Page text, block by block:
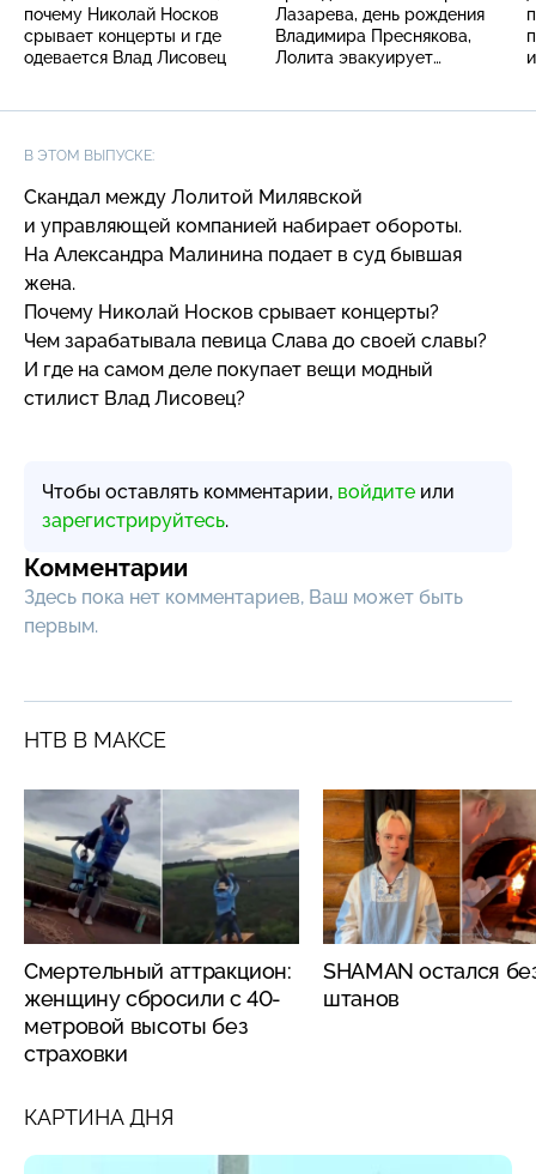
почему Николай Носков
срывает концерты и где
одевается Влад Лисовец
Лазарева, день рождения
Владимира Преснякова,
Лолита эвакуирует
В ЭТОМ ВЫПУСКЕ:
Скандал между Лолитой Милявской
и управляющей компанией набирает обороты.
На Александра Малинина подает в суд бывшая
жена.
Почему Николай Носков срывает концерты?
Чем зарабатывала певица Слава до своей славы?
И где на самом деле покупает вещи модный
стилист Влад Лисовец?
Чтобы оставлять комментарии, войдите или
зарегистрируйтесь.
Комментарии
Здесь пока нет комментариев, Ваш может быть
первым.
НТВ В МАКСЕ
Смертельный аттракцион:
женщину сбросили с 40-
метровой высоты без
страховки
SHAMAN остался
штанов
КАРТИНА ДНЯ